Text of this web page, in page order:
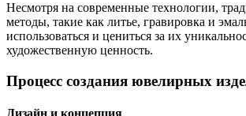
Несмотря на современные технологии,
методы, такие как литье, гравировка и
использоваться и цениться за их
художественную ценность.
Процесс создания ювелирных